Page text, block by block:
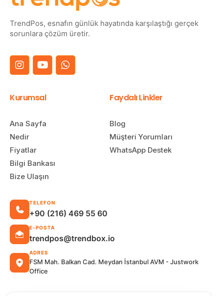
TrendPos, esnafın günlük hayatında karşılaştığı gerçek
sorunlara çözüm üretir.
Kurumsal
Ana Sayfa
Nedir
Fiyatlar
Bilgi Bankası
Bize Ulaşın
Faydalı Linkler
Blog
Müşteri Yorumları
WhatsApp Destek
TELEFON
+90 (216) 469 55 60
E-POSTA
trendpos@trendbox.io
ADRES
FSM Mah. Balkan Cad. Meydan İstanbul AVM - Justwork
Office